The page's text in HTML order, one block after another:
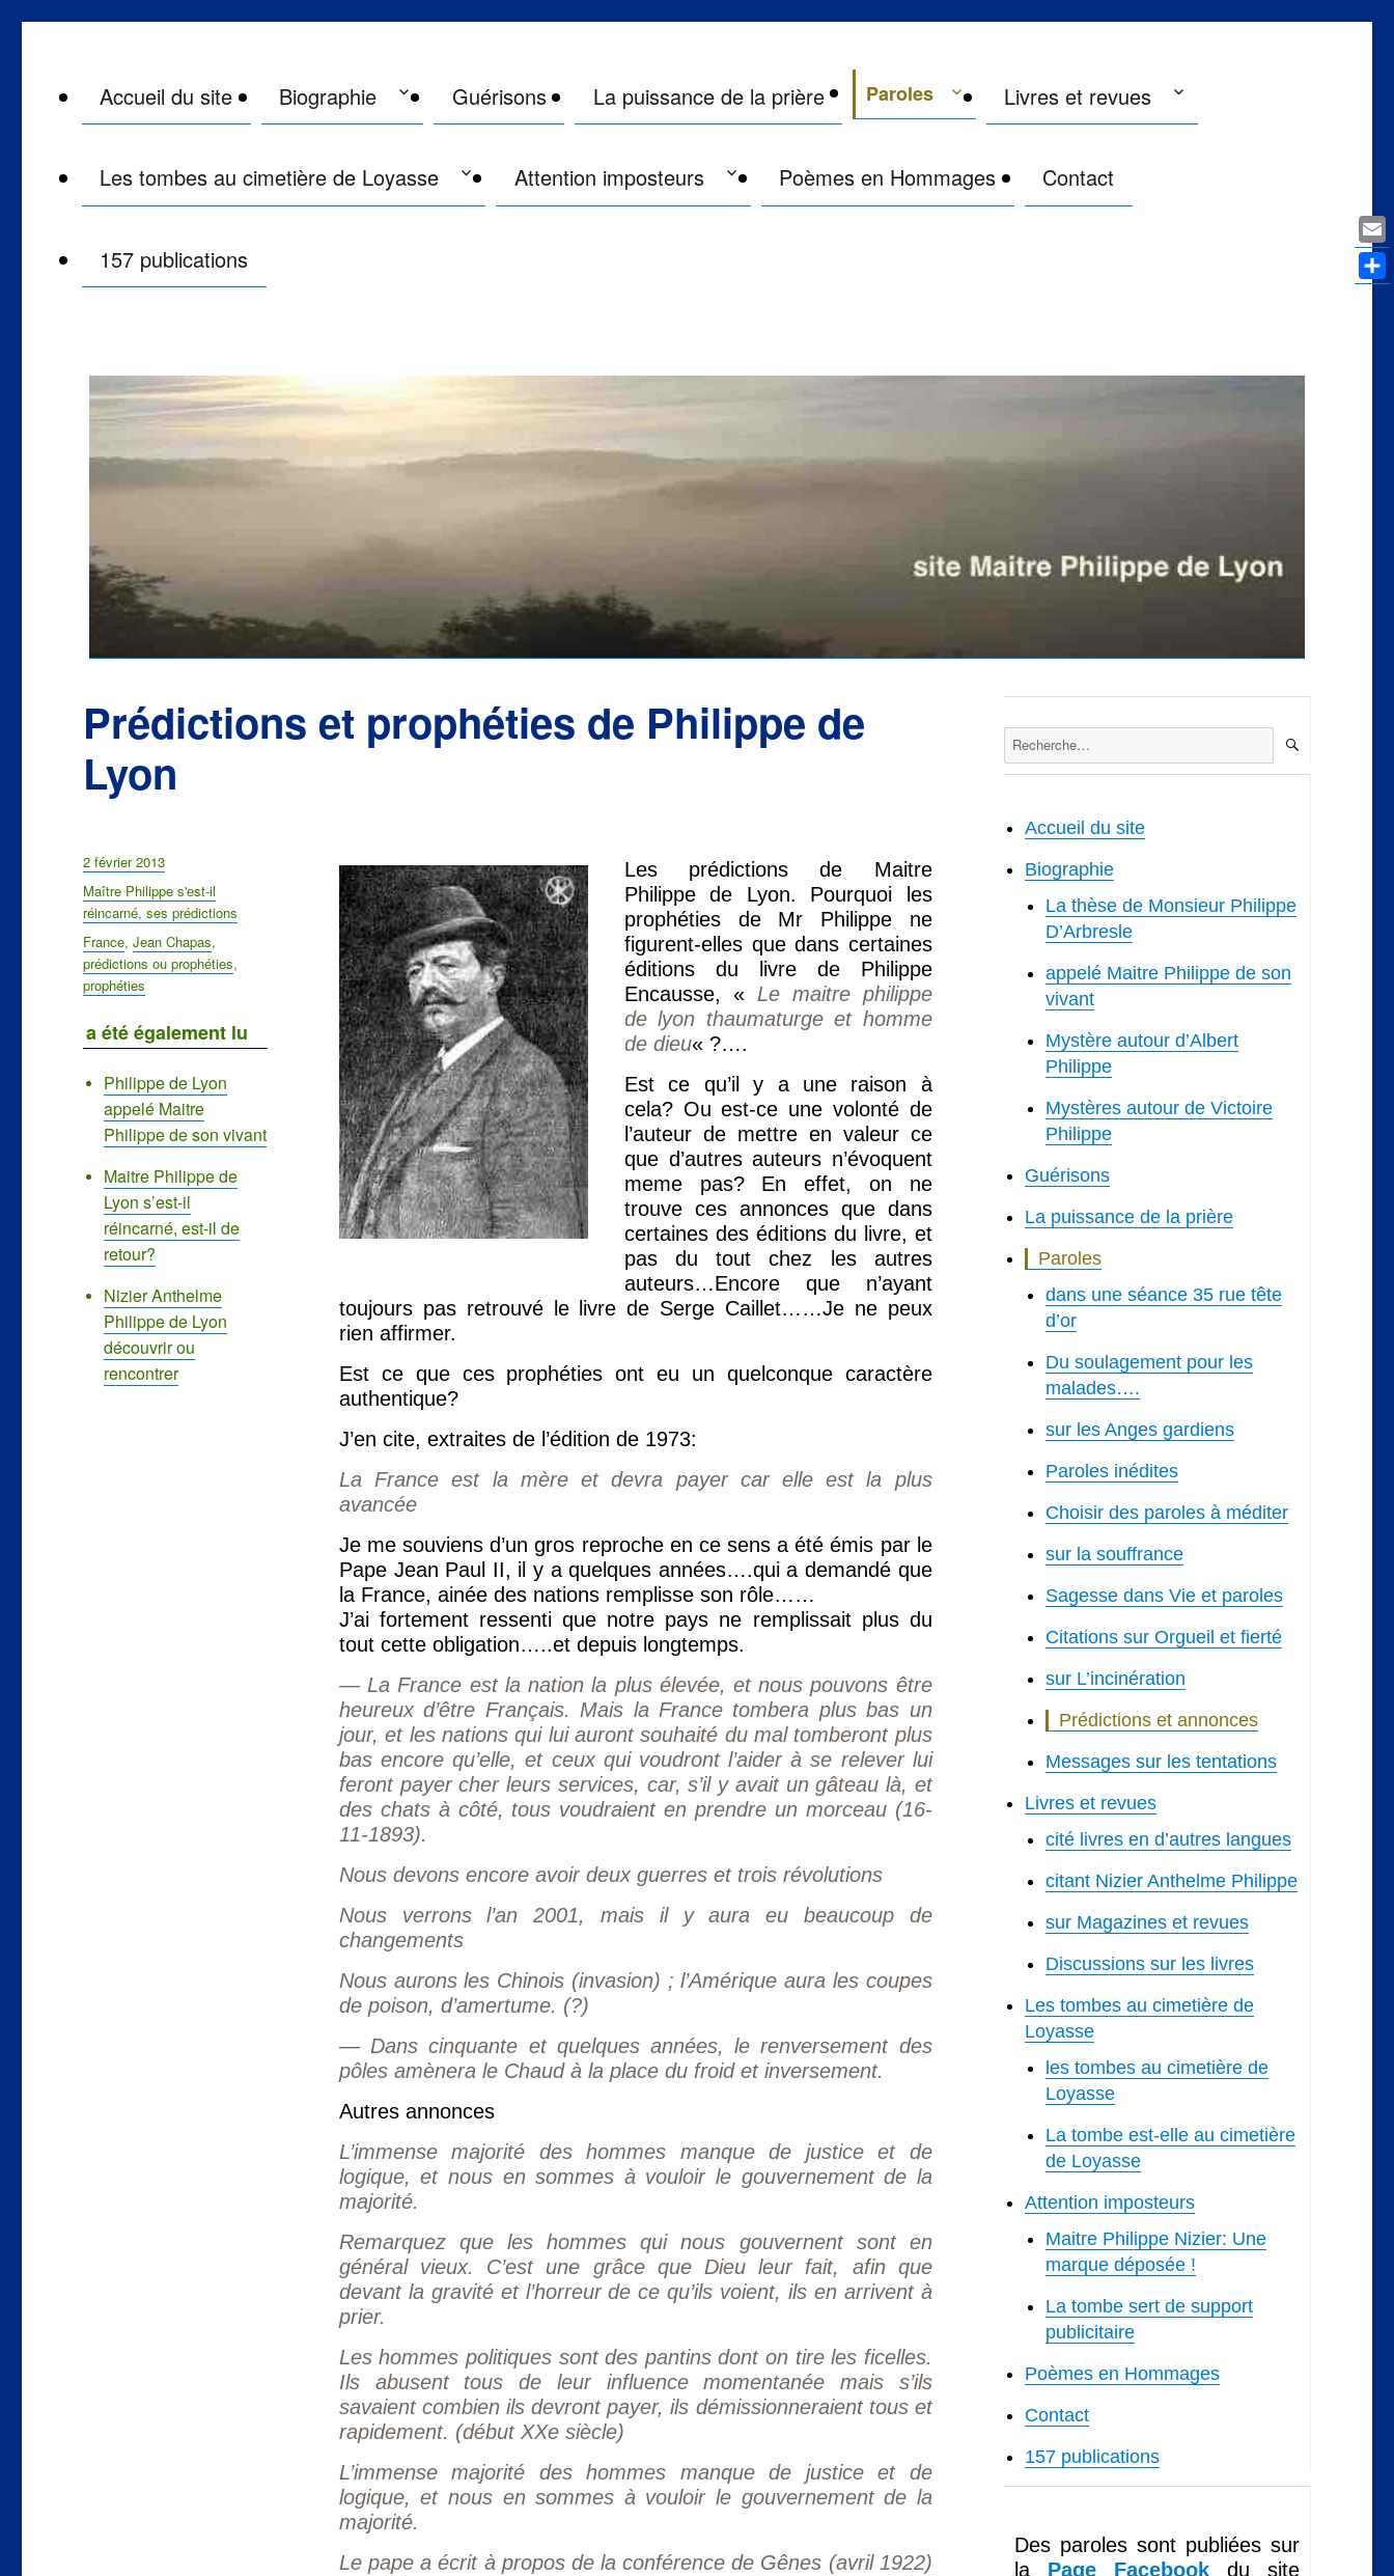
Accueil du site Biographie Guérisons La puissance de la prière Paroles Livres et revues
Les tombes au cimetière de Loyasse Attention imposteurs Poèmes en Hommages Contact
157 publications
Prédictions et prophéties de Philippe de
Lyon
Les prédictions de Maitre
Philippe de Lyon. Pourquoi les
prophéties de Mr Philippe ne
figurent-elles que dans certaines
éditions du livre de Philippe
Encausse, « Le maitre philippe
de lyon thaumaturge et homme
de dieu« ?….
Est ce qu’il y a une raison à
cela? Ou est-ce une volonté de
l’auteur de mettre en valeur ce
que d’autres auteurs n’évoquent
meme pas? En effet, on ne
trouve ces annonces que dans
certaines des éditions du livre, et
pas du tout chez les autres
auteurs…Encore que n’ayant
toujours pas retrouvé le livre de Serge Caillet……Je ne peux
rien affirmer.
Est ce que ces prophéties ont eu un quelconque caractère
authentique?
J’en cite, extraites de l’édition de 1973:
La France est la mère et devra payer car elle est la plus
avancée
Je me souviens d’un gros reproche en ce sens a été émis par le
Pape Jean Paul II, il y a quelques années….qui a demandé que
la France, ainée des nations remplisse son rôle……
J’ai fortement ressenti que notre pays ne remplissait plus du
tout cette obligation…..et depuis longtemps.
— La France est la nation la plus élevée, et nous pouvons être
heureux d’être Français. Mais la France tombera plus bas un
jour, et les nations qui lui auront souhaité du mal tomberont plus
bas encore qu’elle, et ceux qui voudront l’aider à se relever lui
feront payer cher leurs services, car, s’il y avait un gâteau là, et
des chats à côté, tous voudraient en prendre un morceau (16-
11-1893).
Nous devons encore avoir deux guerres et trois révolutions
Nous verrons l’an 2001, mais il y aura eu beaucoup de
changements
Nous aurons les Chinois (invasion) ; l’Amérique aura les coupes
de poison, d’amertume. (?)
— Dans cinquante et quelques années, le renversement des
pôles amènera le Chaud à la place du froid et inversement.
Autres annonces
L’immense majorité des hommes manque de justice et de
logique, et nous en sommes à vouloir le gouvernement de la
majorité.
Remarquez que les hommes qui nous gouvernent sont en
général vieux. C’est une grâce que Dieu leur fait, afin que
devant la gravité et l’horreur de ce qu’ils voient, ils en arrivent à
prier.
Les hommes politiques sont des pantins dont on tire les ficelles.
Ils abusent tous de leur influence momentanée mais s’ils
savaient combien ils devront payer, ils démissionneraient tous et
rapidement. (début XXe siècle)
L’immense majorité des hommes manque de justice et de
logique, et nous en sommes à vouloir le gouvernement de la
majorité.
Le pape a écrit à propos de la conférence de Gênes (avril 1922)
Publié
le
2 février 2013
Catégories
Maître Philippe s'est-il
réincarné, ses prédictions
Étiquettes
France,Jean Chapas,
prédictions ou prophéties,
prophéties
a été également lu
Philippe de Lyon
appelé Maitre
Philippe de son vivant
Maitre Philippe de
Lyon s’est-il
réincarné, est-il de
retour?
Nizier Anthelme
Philippe de Lyon
découvrir ou
rencontrer
Recherche
pour :
Accueil du site
Biographie
La thèse de Monsieur Philippe
D’Arbresle
appelé Maitre Philippe de son
vivant
Mystère autour d’Albert
Philippe
Mystères autour de Victoire
Philippe
Guérisons
La puissance de la prière
Paroles
dans une séance 35 rue tête
d’or
Du soulagement pour les
malades….
sur les Anges gardiens
Paroles inédites
Choisir des paroles à méditer
sur la souffrance
Sagesse dans Vie et paroles
Citations sur Orgueil et fierté
sur L’incinération
Prédictions et annonces
Messages sur les tentations
Livres et revues
cité livres en d’autres langues
citant Nizier Anthelme Philippe
sur Magazines et revues
Discussions sur les livres
Les tombes au cimetière de
Loyasse
les tombes au cimetière de
Loyasse
La tombe est-elle au cimetière
de Loyasse
Attention imposteurs
Maitre Philippe Nizier: Une
marque déposée !
La tombe sert de support
publicitaire
Poèmes en Hommages
Contact
157 publications
Des paroles sont publiées sur
la Page Facebookdu site